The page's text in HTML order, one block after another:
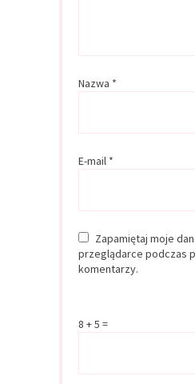
Nazwa *
E-mail *
Zapamiętaj moje
przeglądarce podczas
komentarzy.
8 + 5 =